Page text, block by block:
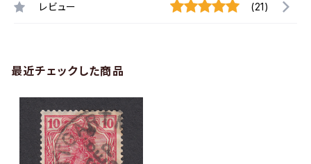
レビュー (21)
最近チェックした商品